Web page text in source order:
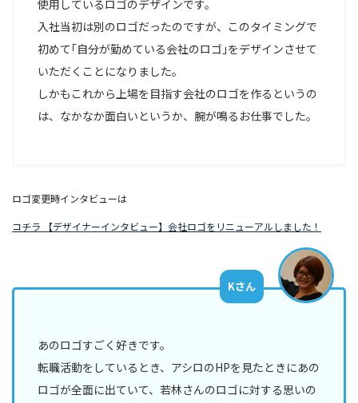
使用しているロゴのデザインです。
入社当初は別のロゴだったのですが、このタイミングで
初めて｢自分が勤めている会社のロゴ｣をデザインさせて
いただくことになりました。
しかもこれから上場を目指す会社のロゴを作るというの
は、なかなか面白いというか、腕が鳴るお仕事でした。
ロゴ変更時インタビューは
コチラ 【デザイナーインタビュー】会社ロゴをリニューアルしました！
Kさん
あのロゴすごく好きです。
転職活動をしているとき、アシロのHPを見たときにあの
ロゴが全面に出ていて、若林さんのロゴに対する思いの